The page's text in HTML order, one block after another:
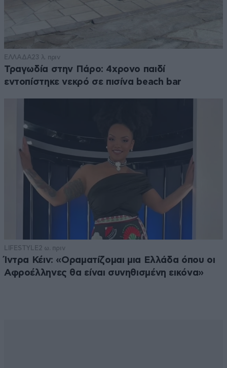
ΕΛΛΑΔΑ23 λ. πριν
Τραγωδία στην Πάρο: 4χρονο παιδί
εντοπίστηκε νεκρό σε πισίνα beach bar
LIFESTYLE2 ω. πριν
Ίντρα Κέιν: «Οραματίζομαι μια Ελλάδα όπου οι
Αφροέλληνες θα είναι συνηθισμένη εικόνα»